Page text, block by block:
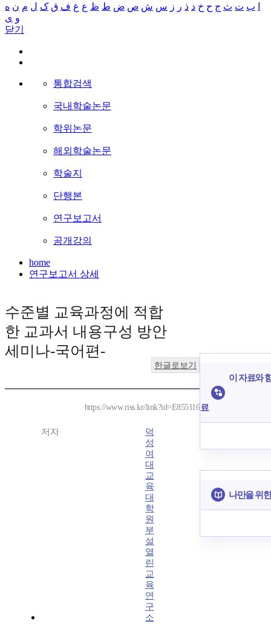
ب ت ث ج ح خ د ذ ر ز س ش ص ض ط ظ ع غ ف ق ک ل م ن ه
و ی
닫기
통합검색
국내학술논문
학위논문
해외학술논문
학술지
단행본
연구보고서
공개강의
home
연구보고서 상세
수준별 교육과정에 적합
한 교과서 내용구성 방안
세미나-국어편-
한글로보기
https://www.riss.kr/link?id=E855116
저자
덕
성
여
대
교
육
대
학
원
부
설
열
린
교
육
연
구
소
이 자료와
료
나만을 위